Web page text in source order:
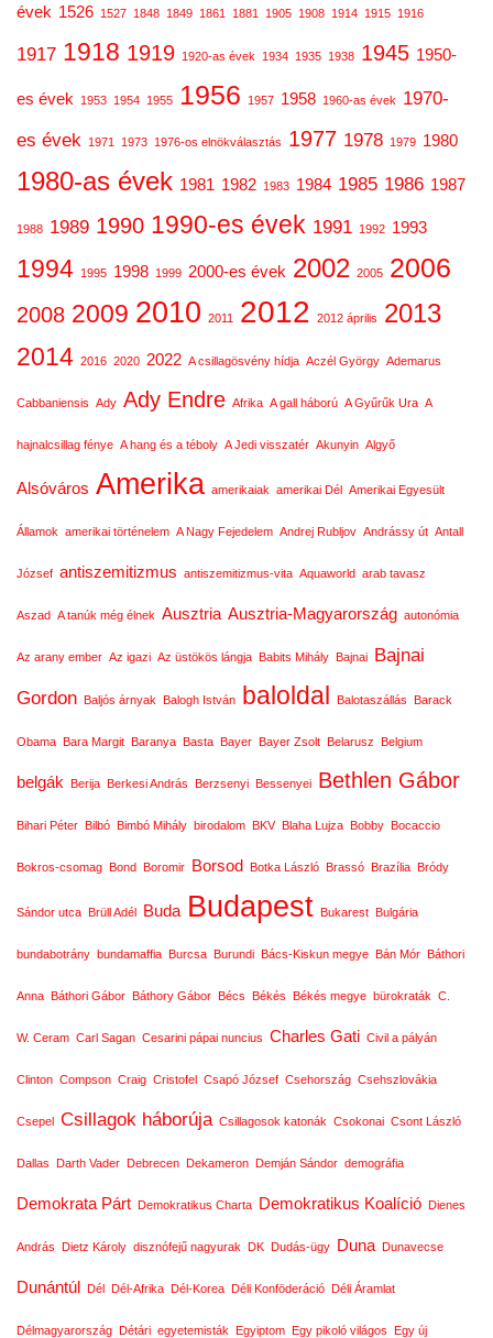
évek 1526 1527 1848 1849 1861 1881 1905 1908 1914 1915 1916
1917 1918 1919 1920-as évek 1934 1935 1938 1945 1950-
es évek 1953 1954 1955 1956 1957 1958 1960-as évek
1970-
es évek
1971 1973 1976-os elnökválasztás 1977 1978 1979 1980
1980-as évek 1981 1982 1983 1984 1985 1986 1987
1988 1989 1990 1990-es évek 1991 1992 1993
1994 1995 1998 1999 2000-es évek 2002 2005 2006
2008 2009 2010 2011 2012 2012 április 2013
2014 2016 2020 2022 A csillagösvény hídja Aczél György Ademarus
Cabbaniensis Ady Ady Endre Afrika A gall háború A Gyűrűk Ura A
hajnalcsillag fénye A hang és a téboly A Jedi visszatér Akunyin Algyő
Alsóváros Amerika amerikaiak amerikai Dél Amerikai Egyesült
Államok amerikai történelem A Nagy Fejedelem Andrej Rubljov Andrássy út Antall
József antiszemitizmus antiszemitizmus-vita Aquaworld arab tavasz
Aszad A tanúk még élnek Ausztria Ausztria-Magyarország autonómia
Az arany ember Az igazi Az üstökös lángja Babits Mihály Bajnai Bajnai
Gordon Baljós árnyak Balogh István baloldal Balotaszállás Barack
Obama Bara Margit Baranya Basta Bayer Bayer Zsolt Belarusz Belgium
belgák Berija Berkesi András Berzsenyi Bessenyei Bethlen Gábor
Bihari Péter Bilbó Bimbó Mihály birodalom BKV Blaha Lujza Bobby Bocaccio
Bokros-csomag Bond Boromir Borsod Botka László Brassó Brazília Bródy
Sándor utca Brüll Adél Buda Budapest Bukarest Bulgária
bundabotrány bundamaffia Burcsa Burundi Bács-Kiskun megye Bán Mór Báthori
Anna Báthori Gábor Báthory Gábor Bécs Békés Békés megye bürokraták C.
W. Ceram Carl Sagan Cesarini pápai nuncius Charles Gati Civil a pályán
Clinton Compson Craig Cristofel Csapó József Csehország Csehszlovákia
Csepel Csillagok háborúja Csillagosok katonák Csokonai Csont László
Dallas Darth Vader Debrecen Dekameron Demján Sándor demográfia
Demokrata Párt Demokratikus Charta Demokratikus Koalíció Dienes
András Dietz Károly disznófejű nagyurak DK Dudás-ügy Duna Dunavecse
Dunántúl Dél Dél-Afrika Dél-Korea Déli Konföderáció Déli Áramlat
Délmagyarország Détári egyetemisták Egyiptom Egy pikoló világos Egy új